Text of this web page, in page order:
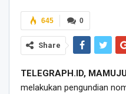
0
645
Share
TELEGRAPH.ID,
melakukan pengundian